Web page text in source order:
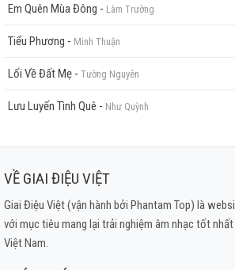
Em Quên Mùa Đông - Làm Trường
Tiểu Phương - Minh Thuận
Lối Về Đất Mẹ - Tường Nguyên
Lưu Luyến Tình Quê - Như Quỳnh
VỀ GIAI ĐIỆU VIỆT
Giai Điệu Việt (vận hành bởi Phantam Top) là
với mục tiêu mang lại trải nghiệm âm nhạc tốt
Việt Nam.